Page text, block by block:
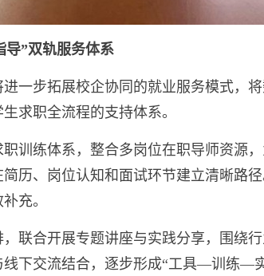
导”双轨服务体系
一步拓展校企协同的就业服务模式，
求职全流程的支持体系。
训练体系，整合多岗位在职导师资源
历、岗位认知和面试环节建立清晰路
充。
联合开展专题讲座与实践分享，围绕
下交流结合，逐步形成“工具—训练—实